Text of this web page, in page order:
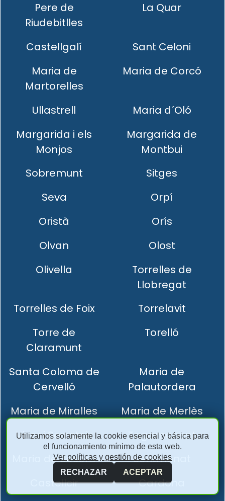
Pere de
Riudebitlles
La Quar
Castellgalí
Sant Celoni
Maria de
Martorelles
Maria de Corcó
Ullastrell
Maria d´Oló
Margarida i els
Monjos
Margarida de
Montbui
Sobremunt
Sitges
Seva
Orpí
Oristà
Orís
Olvan
Olost
Olivella
Torrelles de
Llobregat
Torrelles de Foix
Torrelavit
Torre de
Claramunt
Torelló
Santa Coloma de
Cervelló
Maria de
Palautordera
Maria de Miralles
Maria de Merlès
Viver i Serrateix
Tagamanent
Maria de Besora
Sentmenat
Castellcir
Cardona
Utilizamos solamente la cookie esencial y básica para
el funcionamiento mínimo de esta web.
Ver políticas y gestión de cookies
RECHAZAR
ACEPTAR